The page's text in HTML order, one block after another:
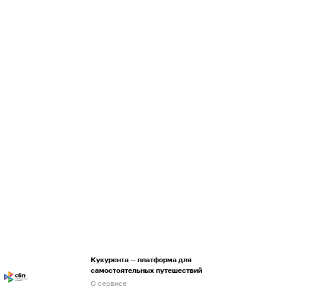
Кукурента — платформа для
самостоятельных путешествий
О сервисе